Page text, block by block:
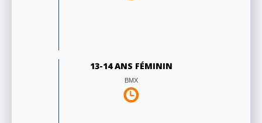
13-14 ANS FÉMININ
BMX